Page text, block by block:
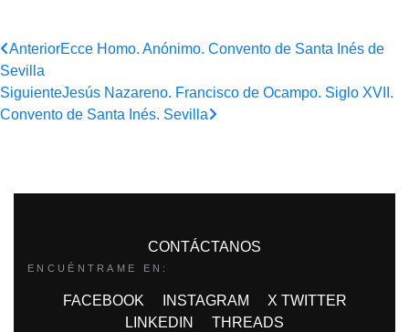
AnteriorEcce Homo. Anónimo. Convento de Santa Inés de
Sevilla
SiguienteJesús Nazareno. Francisco de Ocampo. Siglo XVII.
Convento de Santa Inés. Sevilla
CONTÁCTANOS
ENCUÉNTRAME EN:
FACEBOOK INSTAGRAM
X TWITTER
LINKEDIN
THREADS